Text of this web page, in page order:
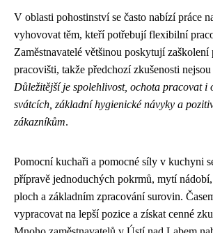
V oblasti pohostinství se často nabízí práce
vyhovovat těm, kteří potřebují flexibilní
Zaměstnavatelé většinou poskytují zaškolení
pracovišti, takže předchozí zkušenosti
Důležitější je spolehlivost, ochota pracovat i
svátcích, základní hygienické návyky a
zákazníkům.
Pomocní kuchaři a pomocné síly v kuchyni
přípravě jednoduchých pokrmů, mytí
ploch a základním zpracování surovin.
vypracovat na lepší pozice a získat cenné